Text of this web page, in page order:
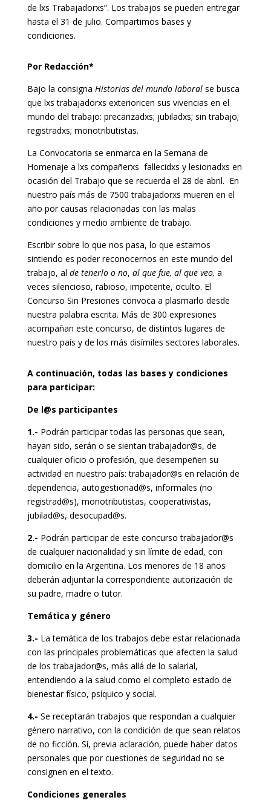
de lxs Trabajadorxs”. Los trabajos se pueden entregar
hasta el 31 de julio. Compartimos bases y
condiciones.
Por Redacción*
Bajo la consigna Historias del mundo laboralse busca
que lxs trabajadorxs exterioricen sus vivencias en el
mundo del trabajo: precarizadxs; jubiladxs; sin trabajo;
registradxs; monotributistas.
La Convocatoria se enmarca en la Semana de
Homenaje a lxs compañerxs fallecidxs y lesionadxs en
ocasión del Trabajo que se recuerda el 28 de abril. En
nuestro país más de 7500 trabajadorxs mueren en el
año por causas relacionadas con las malas
condiciones y medio ambiente de trabajo.
Escribir sobre lo que nos pasa, lo que estamos
sintiendo es poder reconocernos en este mundo del
trabajo, al de tenerlo o no, al que fue, al que veo, a
veces silencioso, rabioso, impotente, oculto. El
Concurso Sin Presiones convoca a plasmarlo desde
nuestra palabra escrita. Más de 300 expresiones
acompañan este concurso, de distintos lugares de
nuestro país y de los más disímiles sectores laborales.
A continuación, todas las bases y condiciones
para participar:
De l@s participantes
1.- Podrán participar todas las personas que sean,
hayan sido, serán o se sientan trabajador@s, de
cualquier oficio o profesión, que desempeñen su
actividad en nuestro país: trabajador@s en relación de
dependencia, autogestionad@s, informales (no
registrad@s), monotributistas, cooperativistas,
jubilad@s, desocupad@s.
2.- Podrán participar de este concurso trabajador@s
de cualquier nacionalidad y sin límite de edad, con
domicilio en la Argentina. Los menores de 18 años
deberán adjuntar la correspondiente autorización de
su padre, madre o tutor.
Temática y género
3.- La temática de los trabajos debe estar relacionada
con las principales problemáticas que afecten la salud
de los trabajador@s, más allá de lo salarial,
entendiendo a la salud como el completo estado de
bienestar físico, psíquico y social.
4.- Se receptarán trabajos que respondan a cualquier
género narrativo, con la condición de que sean relatos
de no ficción. Sí, previa aclaración, puede haber datos
personales que por cuestiones de seguridad no se
consignen en el texto.
Condiciones generales